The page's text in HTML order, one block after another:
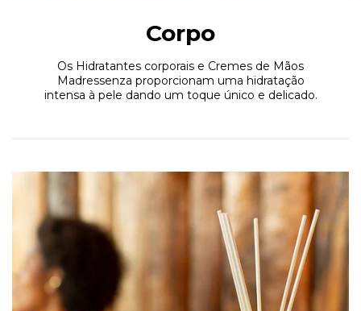
Corpo
Os Hidratantes corporais e Cremes de Mãos
Madressenza proporcionam uma hidratação
intensa à pele dando um toque único e delicado.